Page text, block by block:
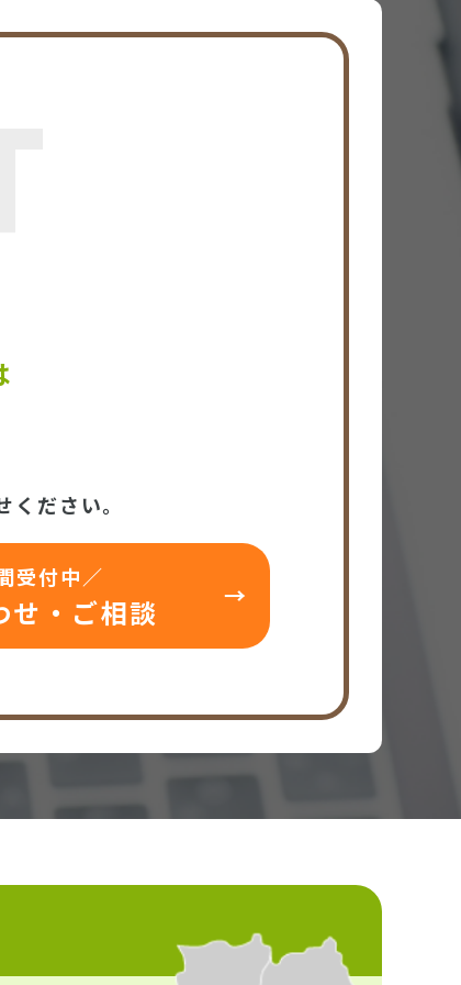
ださい。
受付中／
せ・ご相談